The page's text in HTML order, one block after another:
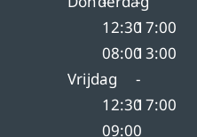
12:3017:00
Vrijdag
08:00
-
12:30
13:00
-
17:00
09:00